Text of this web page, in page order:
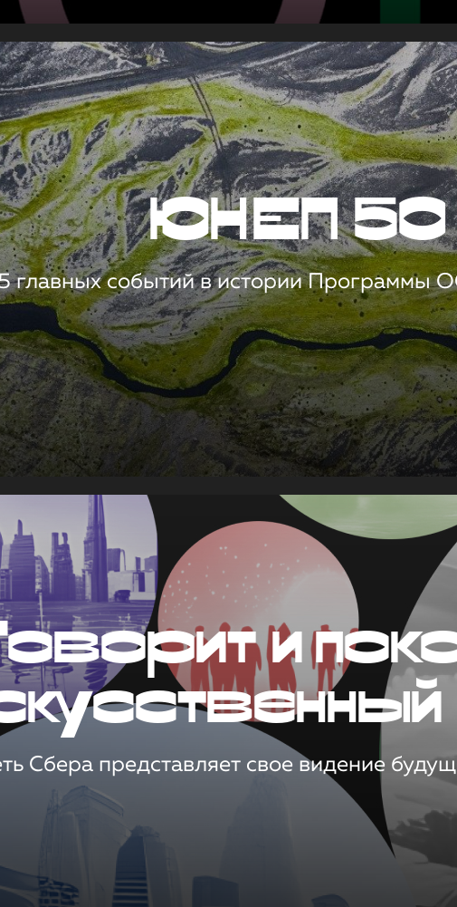
ЮНЕП 50
главных событий в истории Программы
и
Сбера представляет свое видение